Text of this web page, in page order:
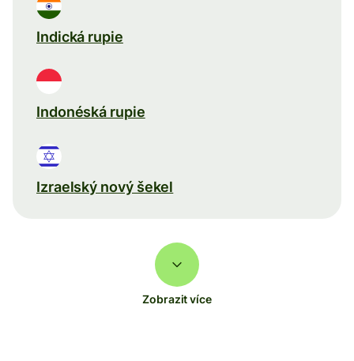
Indická rupie
Indonéská rupie
Izraelský nový šekel
Zobrazit více